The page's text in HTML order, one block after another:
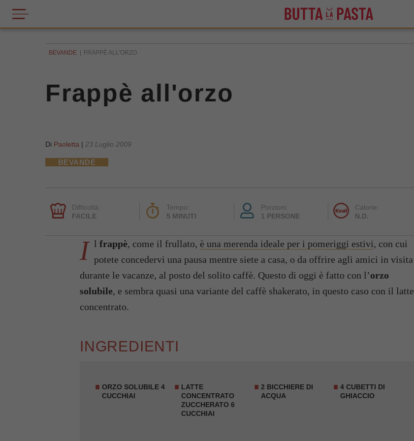
BEVANDE FRAPPÈ ALL'ORZO
Frappè all'orzo
Di Paoletta | 23 Luglio 2009
BEVANDE
Difficoltà:
FACILE
Tempo:
5 MINUTI
Porzioni:
1 PERSONE
Calorie:
N.D.
I l frappè, come il frullato, è una merenda ideale per i pomeriggi estivi, con cui
potete concedervi una pausa mentre siete a casa, o da offrire agli amici in visita
durante le vacanze, al posto del solito caffè. Questo di oggi è fatto con l’orzo
solubile, e sembra quasi una variante del caffè shakerato, in questo caso con il latte
concentrato.
INGREDIENTI
ORZO SOLUBILE 4
CUCCHIAI
LATTE
CONCENTRATO
ZUCCHERATO 6
CUCCHIAI
2 BICCHIERE DI
ACQUA
4 CUBETTI DI
GHIACCIO